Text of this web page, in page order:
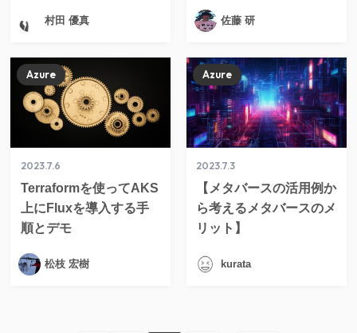
村田 優真 佐藤 研
2023.7.6
Terraformを使ってAKS
上にFluxを導入する手
順とデモ
Azure
松枝 宏樹
2023.7.3
【メタバースの活用例か
ら考えるメタバースのメ
リット】
Azure
kurata